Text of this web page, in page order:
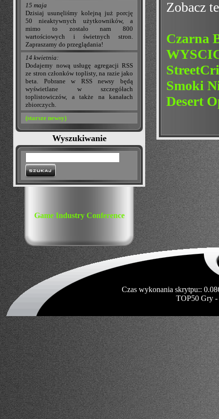
15 maja
Dzisiaj usunęliśmy kolejną już porcję
50 nieaktywnych użytkowników, a
mimo to zostało nam 800
wartościowych i świetnych stron.
Zapraszamy do przeglądania!
14 kwietnia:
Dodajemy nową usługę agregacji RSS
ze stron członków toplisty, na razie jako
beta. Pobrane w RSS newsy będą
wyświetlane w szczegółach
toplistowiczów, a także na kanałach
zbiorczych.
(starsze newsy)
Wyszukiwanie
Game Industry Conference
Zobacz
Czarna
Smoki
Desert
Czas wykonania skrytpu::
TOP50 Gry